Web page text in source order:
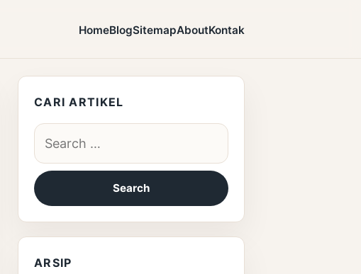
HomeBlogSitemapAboutKontak
CARI ARTIKEL
Search for:
ARSIP